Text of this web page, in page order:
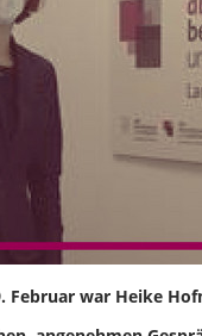
Februar war Heike